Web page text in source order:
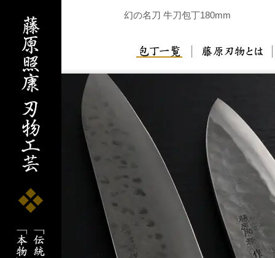
幻の名刀 牛刀包丁180mm
包丁一覧